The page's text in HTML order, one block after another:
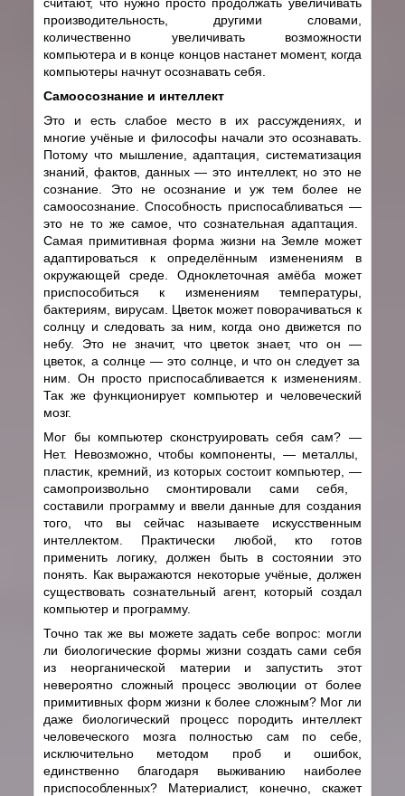
производительность, другими словами,
количественно увеличивать возможности
компьютера и в конце концов настанет момент, когда
компьютеры начнут осознавать себя.
Самоосознание и интеллект
Это и есть слабое место в их рассуждениях, и
многие учёные и философы начали это осознавать.
Потому что мышление, адаптация, систематизация
знаний, фактов, данных— это интеллект, но это не
сознание. Это не осознание и уж тем более не
самоосознание. Способность приспосабливаться —
это не то же самое, что сознательная адаптация.
Самая примитивная форма жизни на Земле может
адаптироваться к определённым изменениям в
окружающей среде. Одноклеточная амёба может
приспособиться к изменениям температуры,
бактериям, вирусам. Цветок может поворачиваться к
солнцу и следовать за ним, когда оно движется по
небу. Это не значит, что цветок знает, что он —
цветок, а солнце —это солнце, и что он следует за
ним. Он просто приспосабливается к изменениям.
Так же функционирует компьютер и человеческий
мозг.
Мог бы компьютер сконструировать себя сам? —
Нет. Невозможно, чтобы компоненты, —металлы,
пластик, кремний, из которых состоит компьютер, —
самопроизвольно смонтировали сами себя,
составили программу и ввели данные для создания
того, что вы сейчас называете искусственным
интеллектом. Практически любой, кто готов
применить логику, должен быть в состоянии это
понять. Как выражаются некоторые учёные, должен
существовать сознательный агент, который создал
компьютер и программу.
Точно так же вы можете задать себе вопрос: могли
ли биологические формы жизни создать сами себя
из неорганической материи и запустить этот
невероятно сложный процесс эволюции от более
примитивных форм жизни к более сложным? Мог ли
даже биологический процесс породить интеллект
человеческого мозга полностью сам по себе,
исключительно методом проб и ошибок,
единственно благодаря выживанию наиболее
приспособленных? Материалист, конечно, скажет